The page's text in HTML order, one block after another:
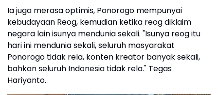
Ia juga merasa optimis, Ponorogo mempunyai
kebudayaan Reog, kemudian ketika reog diklaim
negara lain isunya mendunia sekali. "Isunya reog itu
hari ini mendunia sekali, seluruh masyarakat
Ponorogo tidak rela, konten kreator banyak sekali,
bahkan seluruh Indonesia tidak rela." Tegas
Hariyanto.